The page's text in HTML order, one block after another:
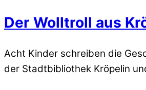
Der Wolltroll aus
Acht Kinder schreiben die
der Stadtbibliothek Kröpelin